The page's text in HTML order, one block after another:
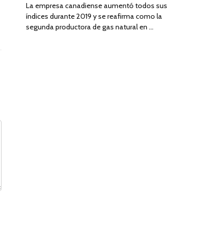
La empresa canadiense aumentó todos sus
índices durante 2019 y se reafirma como la
segunda productora de gas natural en …